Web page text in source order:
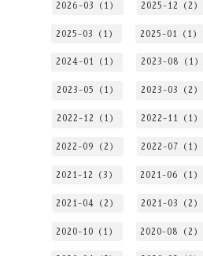
2026-03（1） 2025-12（2）
2025-03（1） 2025-01（1）
2024-01（1） 2023-08（1）
2023-05（1） 2023-03（2）
2022-12（1） 2022-11（1）
2022-09（2） 2022-07（1）
2021-12（3） 2021-06（1）
2021-04（2） 2021-03（2）
2020-10（1） 2020-08（2）